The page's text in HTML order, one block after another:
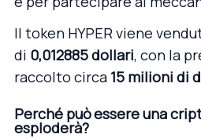
Il token HYPER viene
di 0,012885 dollari, con la
raccolto circa 15 milioni di
Perché può essere una
esploderà?